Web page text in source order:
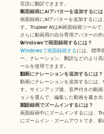
言語に翻訳できます。
画面録画にAIアバターを追加するには
画面録画にAIアバターを追加するには、
す。Trupeer AIはAI画面録画ツールで
さらに動画用の自分専用アバターの作
Windowsで画面録画するには？
Windowsで画面録画するには、標準
ー、ナレーション、翻訳などのより
ールを使用できます。
動画にナレーションを追加するには？
動画にナレーションを追加するには
す。サインアップ後、音声付きの動
ョンを選んで、編集した動画を書き出
画面録画でズームインするには？
画面録画中にズームインするには、
にズームイン・ズームアウトでき、